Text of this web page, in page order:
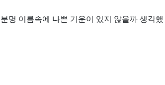
명 이름속에 나쁜 기운이 있지 않을까 생각했